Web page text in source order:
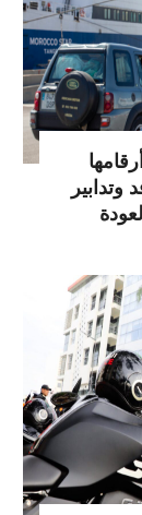
وافد وتدابير